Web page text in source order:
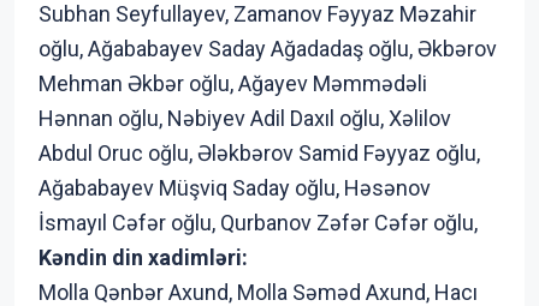
Subhan Seyfullayev, Zamanov Fəyyaz Məzahir
oğlu, Ağababayev Saday Ağadadaş oğlu, Əkbərov
Mehman Əkbər oğlu, Ağayev Məmmədəli
Hənnan oğlu, Nəbiyev Adil Daxıl oğlu, Xəlilov
Abdul Oruc oğlu, Ələkbərov Samid Fəyyaz oğlu,
Ağababayev Müşviq Saday oğlu, Həsənov
İsmayıl Cəfər oğlu, Qurbanov Zəfər Cəfər oğlu,
Kəndin din xadimləri:
Molla Qənbər Axund, Molla Səməd Axund, Hacı